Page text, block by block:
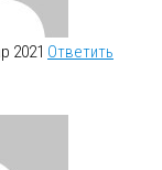
2021 Ответить